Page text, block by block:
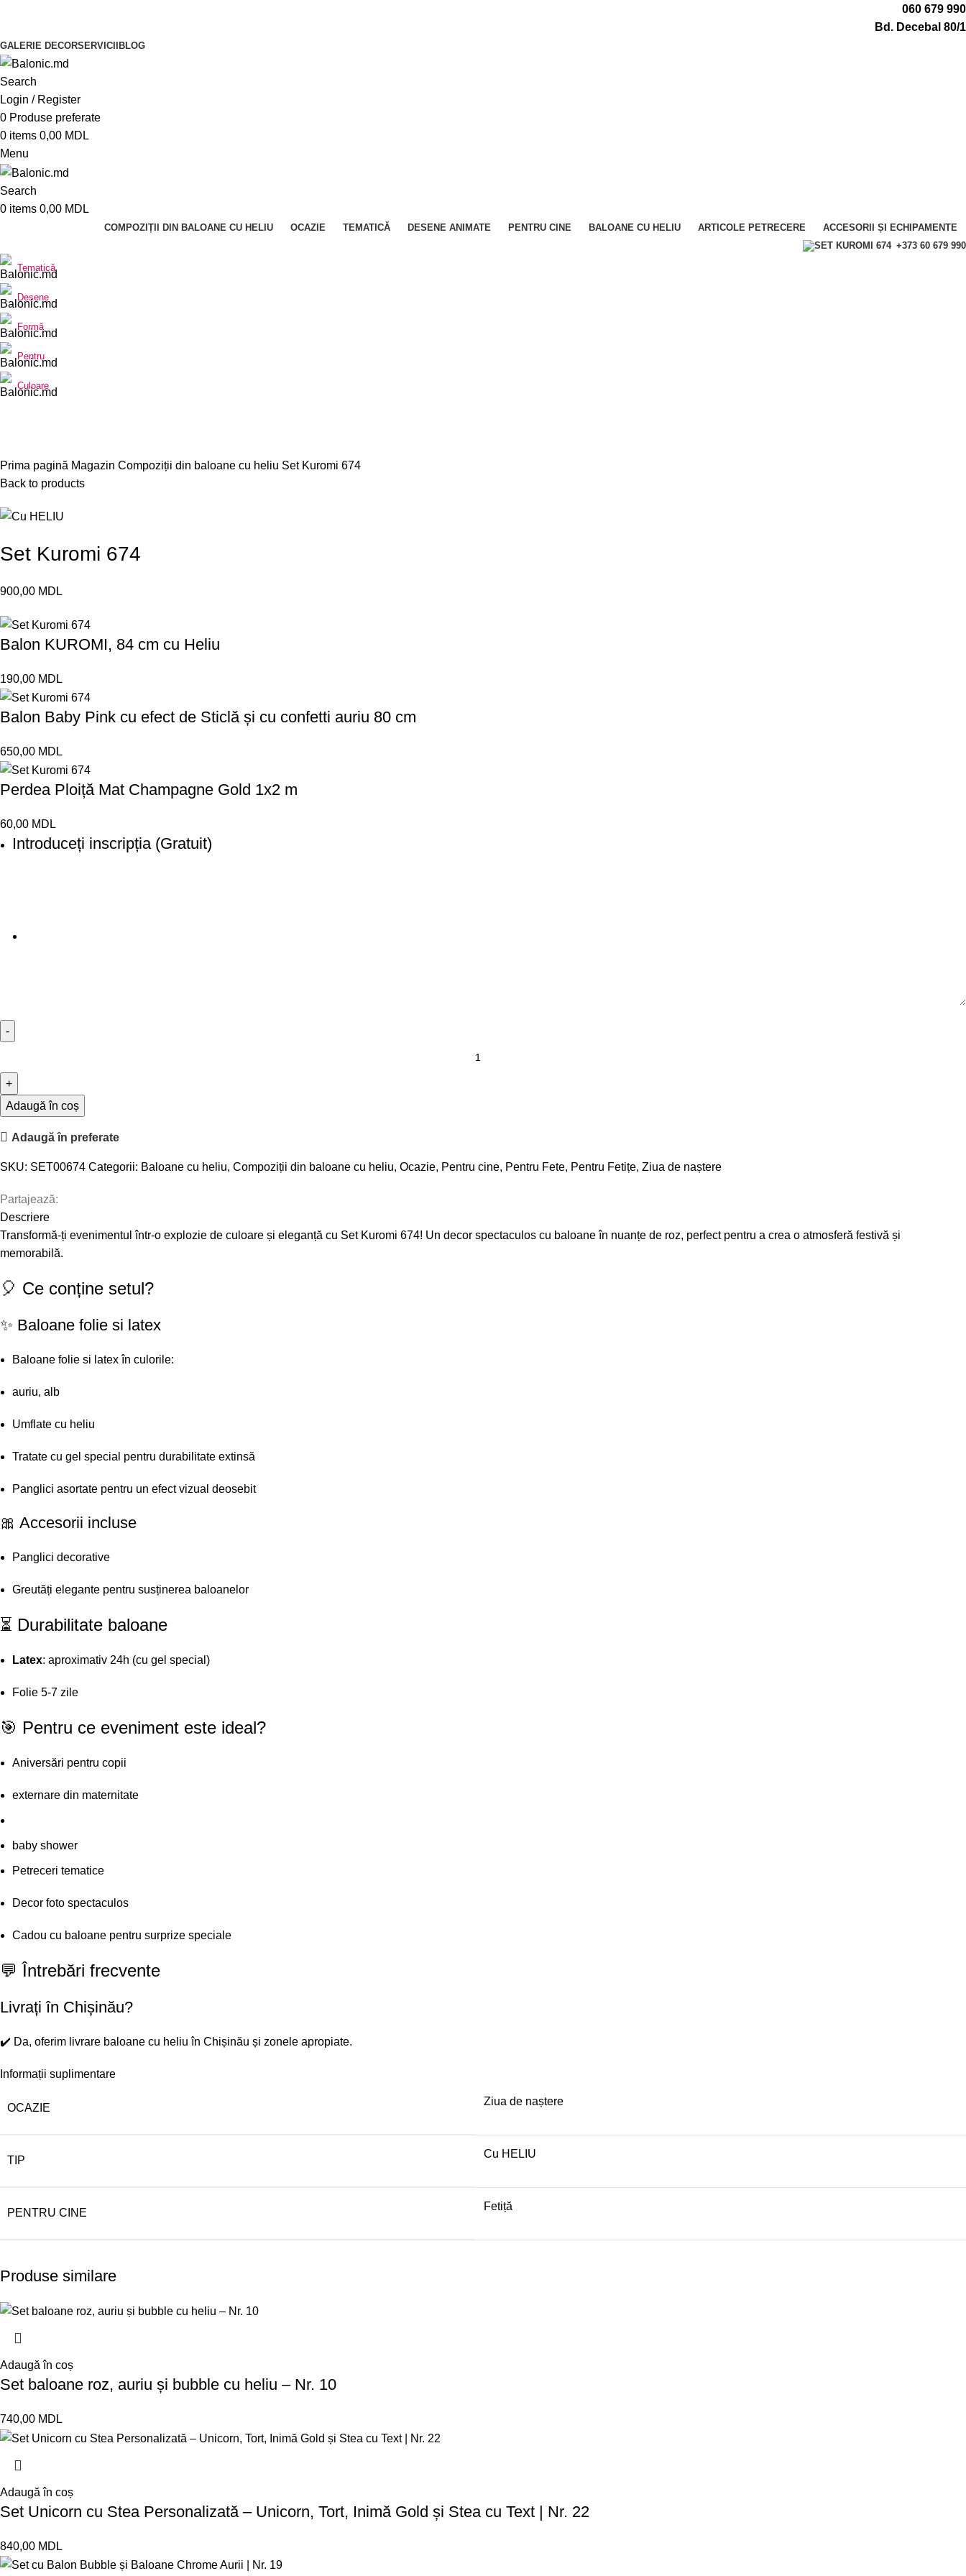
060 679 990
Bd. Decebal 80/1
GALERIE DECORSERVICII BLOG
Search
Login / Register
0 Produse preferate
0 items 0,00 MDL
Menu
Search
0 items 0,00 MDL
COMPOZIȚII DIN BALOANE CU HELIU OCAZIE TEMATICĂ DESENE ANIMATE PENTRU CINE BALOANE CU HELIU ARTICOLE PETRECERE
ACCESORII ȘI ECHIPAMENTE
+373 60 679 990
Tematică
Desene
Formă
Pentru
Culoare
Prima pagină Magazin Compoziții din baloane cu heliu Set Kuromi 674
Back to products
Set Kuromi 674
900,00 MDL
Balon KUROMI, 84 cm cu Heliu
190,00 MDL
Balon Baby Pink cu efect de Sticlă și cu confetti auriu 80 cm
650,00 MDL
Perdea Ploiță Mat Champagne Gold 1x2 m
60,00 MDL
Introduceți inscripția (Gratuit)
Kuromi
674
Adaugă în coș
Adaugă în preferate
SKU: SET00674 Categorii: Baloane cu heliu, Compoziții din baloane cu heliu, Ocazie, Pentru cine, Pentru Fete, Pentru Fetițe, Ziua de naștere
Partajează:
Descriere
Transformă-ți evenimentul într-o explozie de culoare și eleganță cu Set Kuromi 674! Un decor spectaculos cu baloane în nuanțe de roz, perfect pentru a crea o atmosferă festivă și
memorabilă.
🎈 Ce conține setul?
✨ Baloane folie si latex
Baloane folie si latex în culorile:
auriu, alb
Umflate cu heliu
Tratate cu gel special pentru durabilitate extinsă
Panglici asortate pentru un efect vizual deosebit
🎀 Accesorii incluse
Panglici decorative
Greutăți elegante pentru susținerea baloanelor
⏳ Durabilitate baloane
Latex: aproximativ 24h (cu gel special)
Folie 5-7 zile​
🎯 Pentru ce eveniment este ideal?
Aniversări pentru copii
externare din maternitate
baby shower
Petreceri tematice
Decor foto spectaculos
Cadou cu baloane pentru surprize speciale
💬 Întrebări frecvente​
Livrați în Chișinău?
✔️ Da, oferim livrare baloane cu heliu în Chișinău și zonele apropiate.
Informații suplimentare
OCAZIE
Ziua de naștere
TIP
Cu HELIU
PENTRU CINE
Fetiță
Produse similare
Adaugă în coș
Set baloane roz, auriu și bubble cu heliu – Nr. 10
740,00 MDL
Adaugă în coș
Set Unicorn cu Stea Personalizată – Unicorn, Tort, Inimă Gold și Stea cu Text | Nr. 22
840,00 MDL